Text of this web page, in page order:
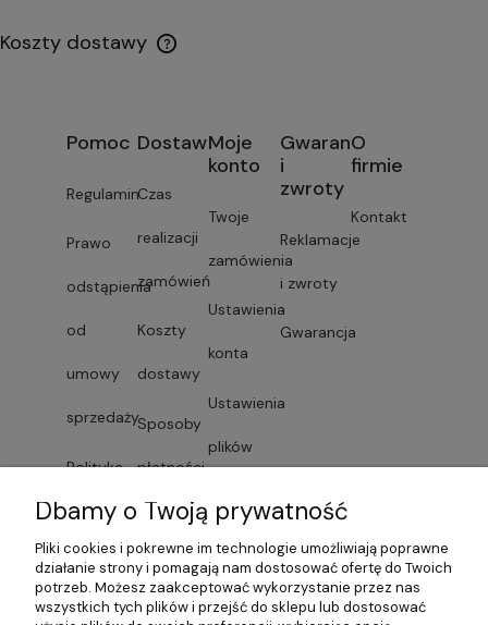
Koszty dostawy
Pomoc
Regulamin
Prawo
odstąpienia
od
umowy
sprzedaży
Polityka
prywatności
Lista
dostawców
Dostawa
Czas
realizacji
zamówień
Koszty
dostawy
Sposoby
płatności
Faktury i
paragony
Czas
Moje
konto
Twoje
zamówienia
Ustawienia
konta
Ustawienia
plików
Przechowalnia
Gwarancja
i
zwroty
Reklamacje
i zwroty
Gwarancja
O
firmie
Kontakt
Dbamy o Twoją prywatność
Pliki cookies i pokrewne im technologie umożliwiają poprawne
działanie strony i pomagają nam dostosować ofertę do Twoich
potrzeb. Możesz zaakceptować wykorzystanie przez nas
wszystkich tych plików i przejść do sklepu lub dostosować